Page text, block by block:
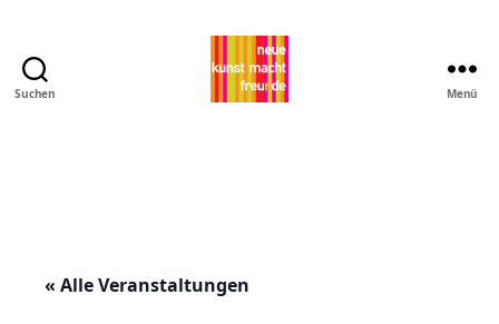
Suchen Menü
« Alle Veranstaltungen